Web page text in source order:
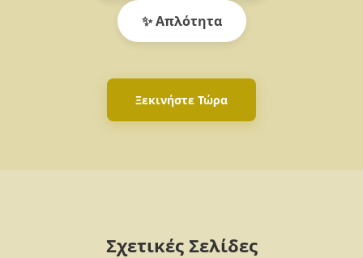
✨ Απλότητα
Ξεκινήστε Τώρα
Σχετικές Σελίδες